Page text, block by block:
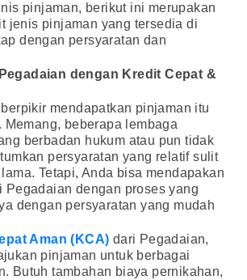
pinjaman, berikut ini merupakan
jenis pinjaman yang tersedia di
dengan persyaratan dan
dengan Kredit Cepat &
mendapatkan pinjaman itu
Memang, beberapa lembaga
berbadan hukum atau pun tidak
persyaratan yang relatif sulit
Tetapi, Anda bisa mendapakan
Pegadaian dengan proses yang
dengan persyaratan yang mudah
Aman (KCA) dari Pegadaian,
pinjaman untuk berbagai
Butuh tambahan biaya pernikahan,